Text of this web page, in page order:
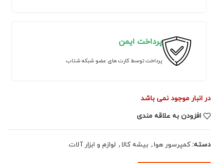
پرداخت ایمن
پرداخت توسط کارت های عضو شبکه شتاب
در انبار موجود نمی باشد
افزودن به علاقه مندی
دسته: کمپرسور هوا, بیشه کالا , لوازم و ابزار آلات